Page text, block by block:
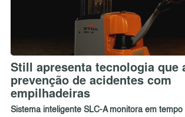
Still apresenta tecnologia que
prevenção de acidentes com
empilhadeiras
Sistema inteligente SLC-A monitora em